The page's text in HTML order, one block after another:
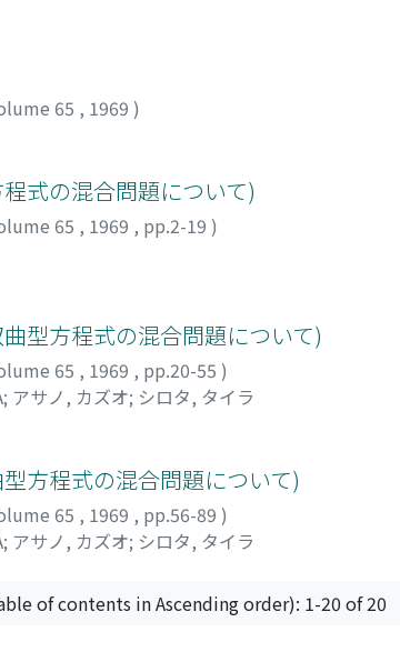
65 , 1969 )
式の混合問題について)
65 , 1969 , pp.2-19 )
型方程式の混合問題について)
65 , 1969 , pp.20-55 )
; アサノ, カズオ; シロタ, タイラ
方程式の混合問題について)
65 , 1969 , pp.56-89 )
; アサノ, カズオ; シロタ, タイラ
of contents in Ascending order): 1-20 of 20